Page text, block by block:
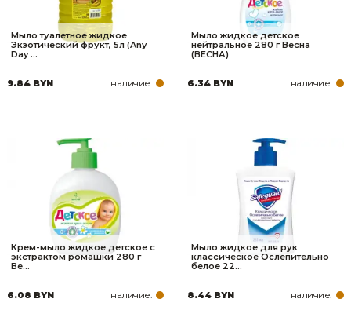
Мыло туалетное жидкое
Экзотический фрукт, 5л (Any
Day ...
9.84 BYN наличие:
Мыло жидкое детское
нейтральное 280 г Весна
(ВЕСНА)
6.34 BYN наличие:
Крем-мыло жидкое детское с
экстрактом ромашки 280 г
Ве...
6.08 BYN наличие:
Мыло жидкое для рук
классическое Ослепительно
белое 22...
8.44 BYN наличие: